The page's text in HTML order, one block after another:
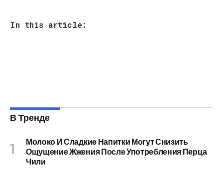
In this article:
В Тренде
Молоко И Сладкие Напитки Могут Снизить
Ощущение Жжения После Употребления Перца
Чили